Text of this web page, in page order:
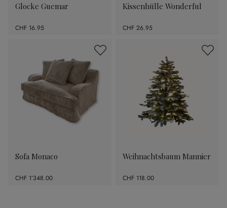
Glocke Guemar
CHF 16.95
Kissenhülle Wonderful
CHF 26.95
Sofa Monaco
CHF 1’348.00
Weihnachtsbaum Mannier
CHF 118.00